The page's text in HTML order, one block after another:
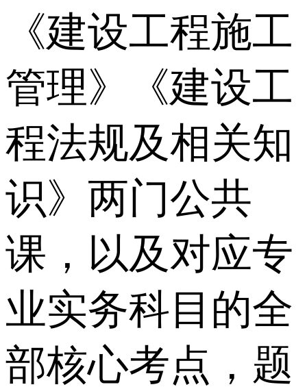
《建设工程施工
管理》《建设工
程法规及相关知
识》两门公共
课，以及对应专
业实务科目的全
部核心考点，题